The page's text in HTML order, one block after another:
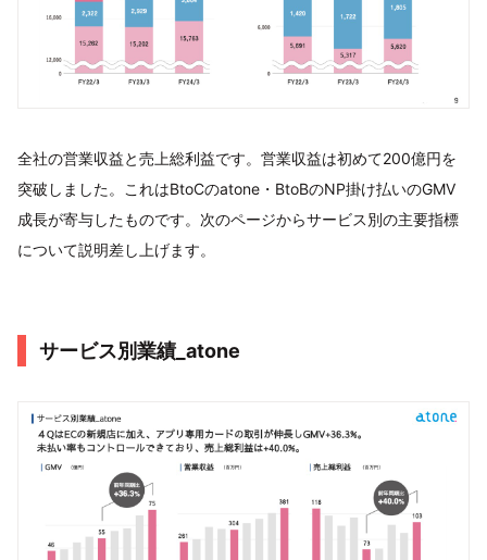
全社の営業収益と売上総利益です。営業収益は初めて200億円を
突破しました。これはBtoCのatone・BtoBのNP掛け払いのGMV
成長が寄与したものです。次のページからサービス別の主要指標
について説明差し上げます。
サービス別業績_atone